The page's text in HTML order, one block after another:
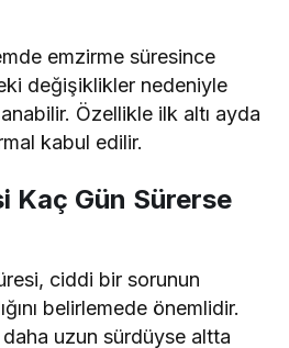
emzirme süresince
değişiklikler nedeniyle
Özellikle ilk altı ayda
kabul edilir.
Kaç Gün Sürerse
ciddi bir sorunun
belirlemede önemlidir.
uzun sürdüyse altta